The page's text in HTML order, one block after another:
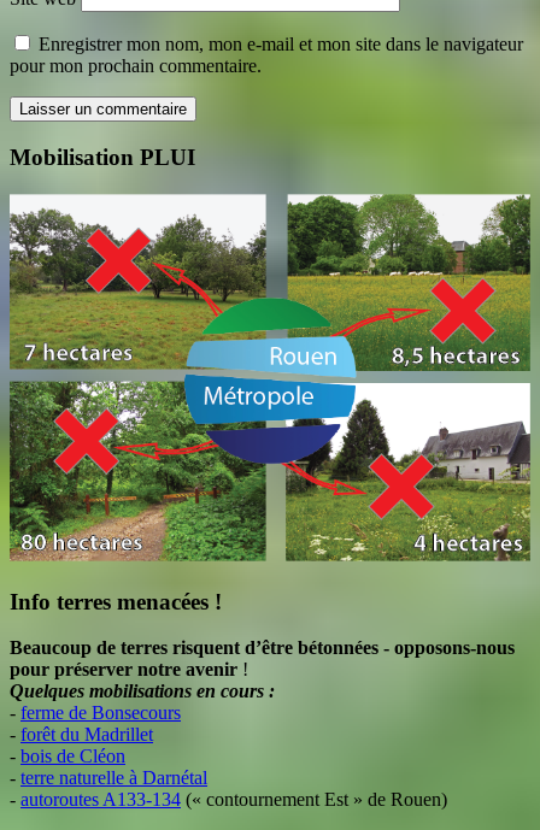
Enregistrer mon nom, mon e-mail et mon site dans le navigateur
pour mon prochain commentaire.
Mobilisation PLUI
Info terres menacées !
Beaucoup de terres risquent d’être bétonnées - opposons-nous
pour préserver notre avenir !
Quelques mobilisations en cours :
- ferme de Bonsecours
- forêt du Madrillet
- bois de Cléon
- terre naturelle à Darnétal
- autoroutes A133-134 (« contournement Est » de Rouen)